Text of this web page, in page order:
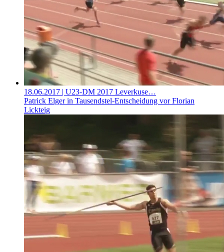
18.06.2017 | U23-DM 2017 Leverkuse…
Patrick Elger in Tausendstel-Entscheidung vor Florian
Lickteig